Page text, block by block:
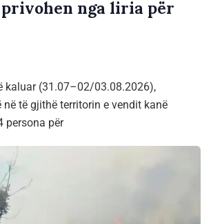
privohen nga liria për
kaluar (31.07–02/03.08.2026),
të gjithë territorin e vendit kanë
persona për